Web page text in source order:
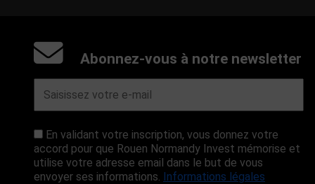
Abonnez-vous à notre newsletter
En validant votre inscription, vous donnez votre
accord pour que Rouen Normandy Invest mémorise et
utilise votre adresse email dans le but de vous
envoyer ses informations. Informations légales